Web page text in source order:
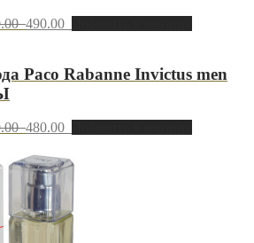
490.00
Paco Rabanne Invictus men
480.00